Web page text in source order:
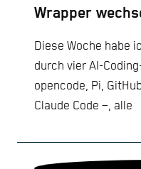
Wrapper
Diese Woche habe
durch vier AI-
opencode, Pi,
Claude Code –, alle